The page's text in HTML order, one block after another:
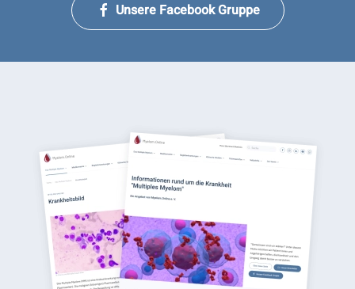
Unsere Facebook Gruppe